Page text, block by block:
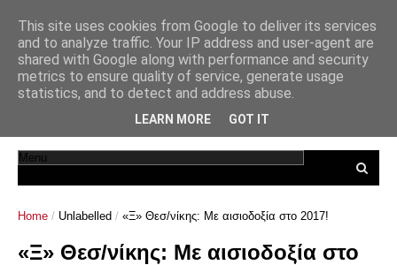
Home / Unlabelled / «Ξ» Θεσ/νίκης: Με αισιοδοξία στο 2017!
«Ξ» Θεσ/νίκης: Με αισιοδοξία στο
This site uses cookies from Google to deliver its services
and to analyze traffic. Your IP address and user-agent are
shared with Google along with performance and security
metrics to ensure quality of service, generate usage
statistics, and to detect and address abuse.
LEARN MORE GOT IT